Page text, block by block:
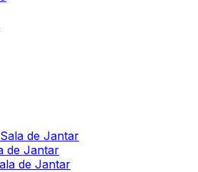
de Jantar
de Jantar
de Jantar